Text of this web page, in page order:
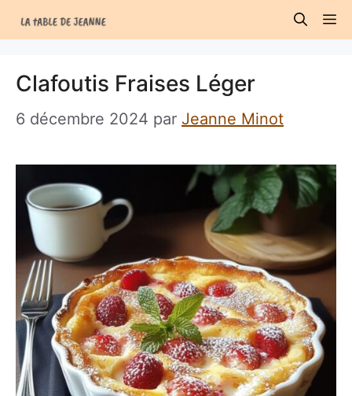
au
Clafoutis Fraises Léger
6 décembre 2024 par Jeanne Minot